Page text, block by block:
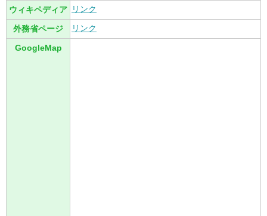
ウィキペディア リンク
外務省ページ リンク
GoogleMap